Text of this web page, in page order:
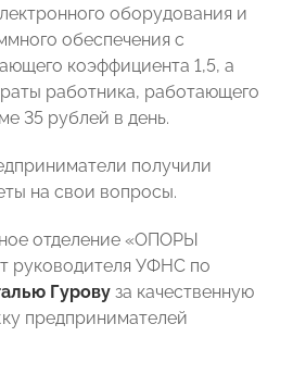
оборудования и
обеспечения с
коэффициента 1,5, а
работника, работающего
35 рублей в день.
получили
на свои вопросы.
отделение «ОПОРЫ
руководителя УФНС по
Гурову за качественную
предпринимателей